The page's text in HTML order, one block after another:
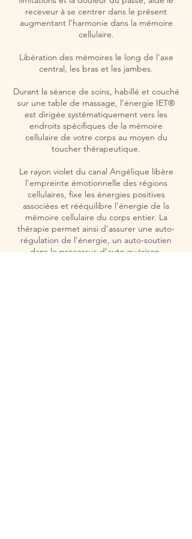
receveur à se centrer dans le présent
augmentant l’harmonie dans la mémoire
cellulaire.
Libération des mémoires le long de l'axe
central, les bras et les jambes.
Durant la séance de soins, habillé et couché
sur une table de massage, l’énergie IET®
est dirigée systématiquement vers les
endroits spécifiques de la mémoire
cellulaire de votre corps au moyen du
toucher thérapeutique.
Le rayon violet du canal Angélique libère
l’empreinte émotionnelle des régions
cellulaires, fixe les énergies positives
associées et rééquilibre l’énergie de la
mémoire cellulaire du corps entier. La
thérapie permet ainsi d’assurer une auto-
régulation de l’énergie, un auto-soutien
dans le processus d’auto guérison.